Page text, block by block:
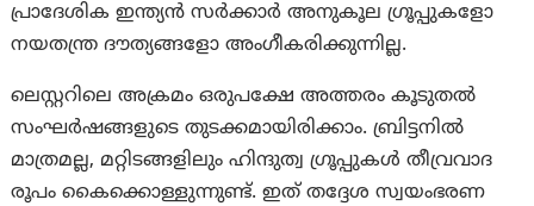
പ്രാദേശിക ഇന്ത്യൻ സർക്കാർ അനുകൂല ഗ്രൂപ്പുകളോ
നയതന്ത്ര ദൗത്യങ്ങളോ അംഗീകരിക്കുന്നില്ല.
ലെസ്റ്ററിലെ അക്രമം ഒരുപക്ഷേ അത്തരം കൂടുതൽ
സംഘർഷങ്ങളുടെ തുടക്കമായിരിക്കാം. ബ്രിട്ടനിൽ
മാത്രമല്ല, മറ്റിടങ്ങളിലും ഹിന്ദുത്വ ഗ്രൂപ്പുകൾ തീവ്രവാദ
രൂപം കൈക്കൊള്ളുന്നുണ്ട്. ഇത് തദ്ദേശ സ്വയംഭരണ